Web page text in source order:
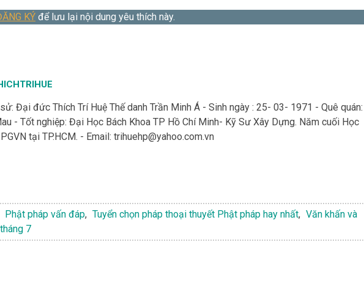
KÝ để lưu lại nội dung yêu thích này.
Đại đức Thích Trí Huệ Thế danh Trần Minh Á - Sinh ngày : 25- 03- 1971 - Quê quán:
- Tốt nghiệp: Đại Học Bách Khoa TP Hồ Chí Minh- Kỹ Sư Xây Dựng. Năm cuối Học
tại TP.HCM. - Email: trihuehp@yahoo.com.vn
Phật pháp vấn đáp, Tuyển chọn pháp thoại thuyết Phật pháp hay nhất, Văn khấn và
7